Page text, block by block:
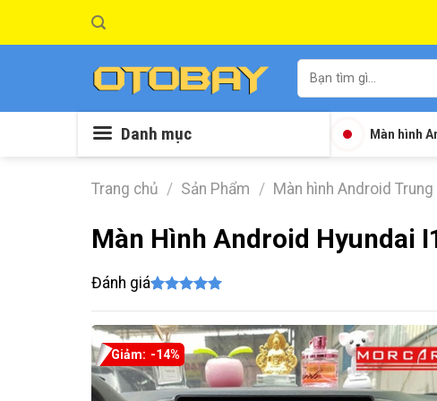
Tìm
kiếm:
Danh mục Màn hình
Trang chủ / Sản Phẩm / Màn hình Android Trung
Màn Hình Android Hyundai
Đánh giá
đánh giá
-14%